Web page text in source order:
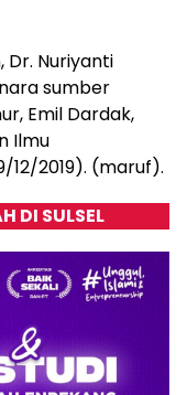
Dr. Nuriyanti
sumber
Emil Dardak,
Ilmu
12/2019). (maruf).
DI SULSEL